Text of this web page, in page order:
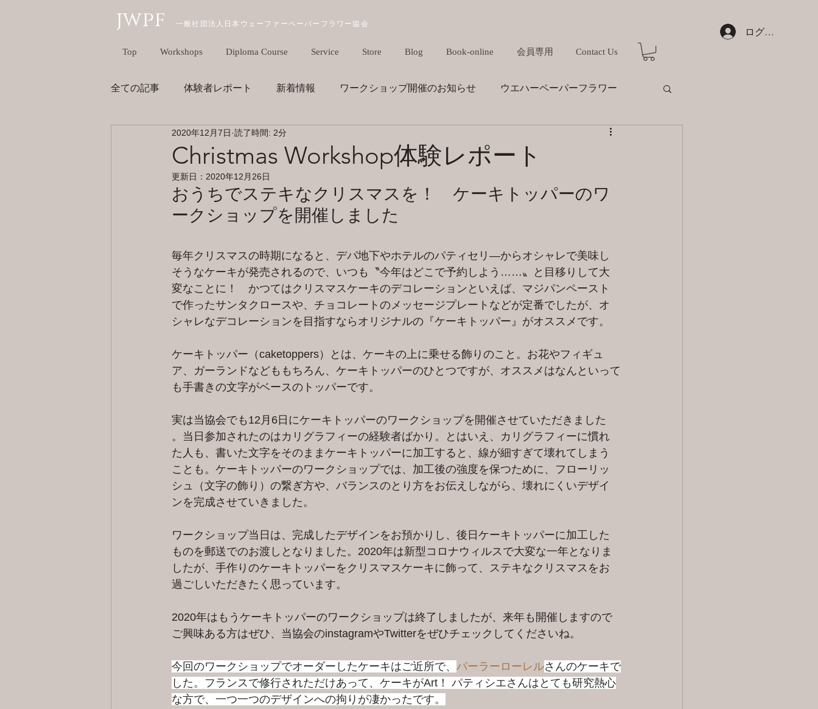
ログイン
jwpf 一般社団法人日本ウェーファーペーパーフラワー協会
Top Workshops Diploma Course Service Store Blog Book-online 会員専用 Contact Us
全ての記事 体験者レポート 新着情報 ワークショップ開催のお知らせ ウエハーペーパーフラワー
ウェディング｜ホームパーティ
Christmas Workshop体験レポート
2020年12月7日 読了時間: 2分
更新日： 2020年12月26日
おうちでステキなクリスマスを！　ケーキトッパーのワ
ークショップを開催しました
毎年クリスマスの時期になると、デパ地下やホテルのパティセリ―からオシャレで美味し
そうなケーキが発売されるので、いつも〝今年はどこで予約しよう……〟と目移りして大
変なことに！　かつてはクリスマスケーキのデコレーションといえば、マジパンペースト
で作ったサンタクロースや、チョコレートのメッセージプレートなどが定番でしたが、オ
シャレなデコレーションを目指すならオリジナルの『ケーキトッパー』がオススメです。
ケーキトッパー（caketoppers）とは、ケーキの上に乗せる飾りのこと。お花やフィギュ
ア、ガーランドなどももちろん、ケーキトッパーのひとつですが、オススメはなんといって
も手書きの文字がベースのトッパーです。
実は当協会でも12月6日にケーキトッパーのワークショップを開催させていただきました
。当日参加されたのはカリグラフィーの経験者ばかり。とはいえ、カリグラフィーに慣れ
た人も、書いた文字をそのままケーキトッパーに加工すると、線が細すぎて壊れてしまう
ことも。ケーキトッパーのワークショップでは、加工後の強度を保つために、フローリッ
シュ（文字の飾り）の繋ぎ方や、バランスのとり方をお伝えしながら、壊れにくいデザイ
ンを完成させていきました。
ワークショップ当日は、完成したデザインをお預かりし、後日ケーキトッパーに加工した
ものを郵送でのお渡しとなりました。2020年は新型コロナウィルスで大変な一年となりま
したが、手作りのケーキトッパーをクリスマスケーキに飾って、ステキなクリスマスをお
過ごしいただきたく思っています。
2020年はもうケーキトッパーのワークショップは終了しましたが、来年も開催しますので
ご興味ある方はぜひ、当協会のinstagramやTwitterをぜひチェックしてくださいね。
今回のワークショップでオーダーしたケーキはご近所で、 パーラーローレルさんのケーキで
した。﻿フランスで修行されただけあって、ケーキがArt！ パティシエさんはとても研究熱心
な方で、一つ一つのデザインへの拘りが凄かったです。